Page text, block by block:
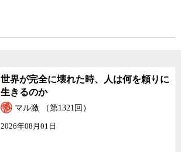
世界が完全に壊れた時、人は何を頼りに
生きるのか
マル激 （第1321回）
2026年08月01日